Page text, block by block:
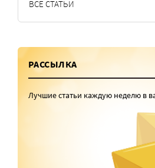
ВСЕ СТАТЬИ
РАССЫЛКА
Лучшие статьи каждую неделю в